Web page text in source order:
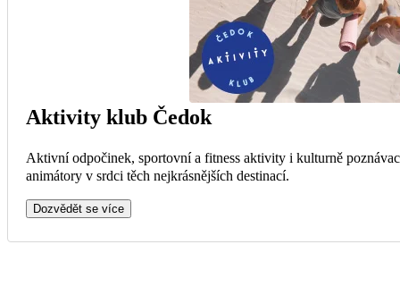
Aktivity klub Čedok
Aktivní odpočinek, sportovní a fitness aktivity i kulturně
animátory v srdci těch nejkrásnějších destinací.
Dozvědět se více